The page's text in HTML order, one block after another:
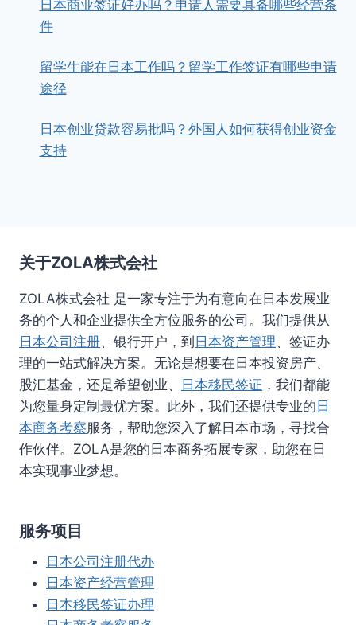
日本商业签证好办吗？申请人需要具备哪些经营条
件
留学生能在日本工作吗？留学工作签证有哪些申请
途径
日本创业贷款容易批吗？外国人如何获得创业资金
支持
关于ZOLA株式会社
ZOLA株式会社 是一家专注于为有意向在日本发展业
务的个人和企业提供全方位服务的公司。我们提供从
日本公司注册、银行开户，到日本资产管理、签证办
理的一站式解决方案。无论是想要在日本投资房产、
股汇基金，还是希望创业、 日本移民签证 ，我们都能
为您量身定制最优方案。此外，我们还提供专业的日
本商务考察服务，帮助您深入了解日本市场，寻找合
作伙伴。ZOLA是您的日本商务拓展专家，助您在日
本实现事业梦想。
服务项目
日本公司注册代办
日本资产经营管理
日本移民签证办理